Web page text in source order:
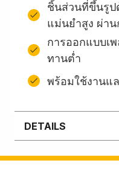
ชิ้นส่วนที่ขึ้นรูป
แม่นยำสูง ผ่า
การออกแบบเ
ทานต่ำ
พร้อมใช้งานแ
DETAILS